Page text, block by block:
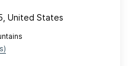
United States